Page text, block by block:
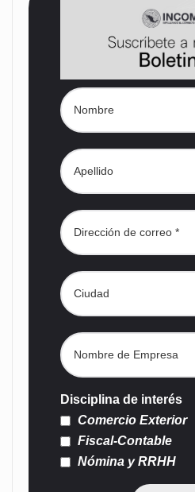
Disciplina de interés
Comercio Exterior
Fiscal-Contable
Nómina y RRHH